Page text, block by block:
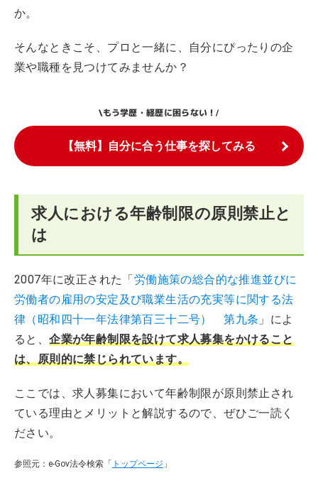
か。
そんなときこそ、プロと一緒に、自分にぴったりの企
業や職種を見つけてみませんか？
\もう学歴・経歴に困らない！/
【無料】自分に合う仕事を探してみる
求人における年齢制限の原則禁止と
は
2007年に改正された「労働施策の総合的な推進並びに
労働者の雇用の安定及び職業生活の充実等に関する法
律（昭和四十一年法律第百三十二号） 第九条 」によ
ると、企業が年齢制限を設けて求人募集をかけること
は、原則的に禁じられています。
ここでは、求人募集において年齢制限が原則禁止され
ている理由とメリットと解説するので、ぜひご一読く
ださい。
参照元：e-Gov法令検索「 トップページ 」